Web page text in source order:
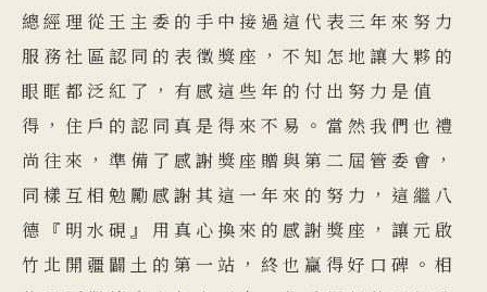
總經理從王主委的手中接過這代表三年來努力
服務社區認同的表徵獎座，不知怎地讓大夥的
眼眶都泛紅了，有感這些年的付出努力是值
得，住戶的認同真是得來不易。當然我們也禮
尚往來，準備了感謝獎座贈與第二屆管委會，
同樣互相勉勵感謝其這一年來的努力，這繼八
德『明水硯』用真心換來的感謝獎座，讓元啟
竹北開疆闢土的第一站，終也贏得好口碑。相